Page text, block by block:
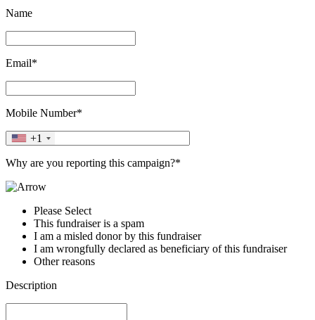
Name
Email*
Mobile Number*
+1
Why are you reporting this campaign?*
Please Select
This fundraiser is a spam
I am a misled donor by this fundraiser
I am wrongfully declared as beneficiary of this fundraiser
Other reasons
Description